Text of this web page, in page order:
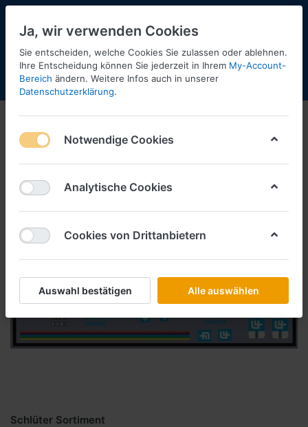
Menü Anmelden Shopaktualisierung
Schlüter Sortiment
Ja, wir verwenden Cookies
Sie entscheiden, welche Cookies Sie zulassen oder ablehnen.
Ihre Entscheidung können Sie jederzeit in Ihrem My-Account-
Bereich ändern. Weitere Infos auch in unserer
Datenschutzerklärung.
Notwendige Cookies
Analytische Cookies
Cookies von Drittanbietern
Auswahl bestätigen Alle auswählen